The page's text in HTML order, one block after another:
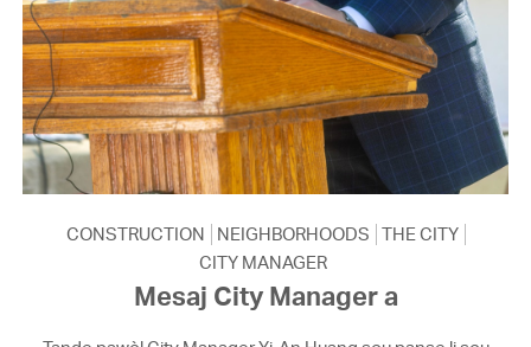
CONSTRUCTION NEIGHBORHOODS THE CITY
CITY MANAGER
Mesaj City Manager a